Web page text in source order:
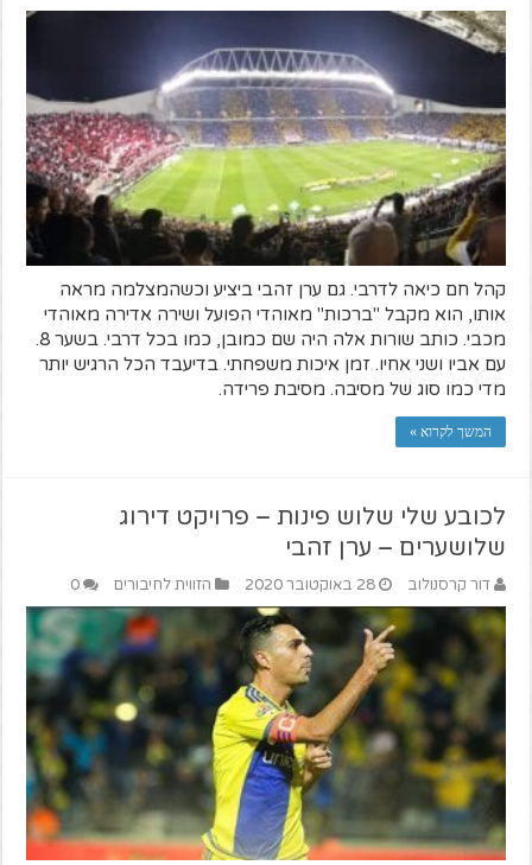
קהל חם כיאה לדרבי. גם ערן זהבי ביציע וכשהמצלמה מראה
אותו, הוא מקבל "ברכות" מאוהדי הפועל ושירה אדירה מאוהדי
מכבי. כותב שורות אלה היה שם כמובן, כמו בכל דרבי. בשער 8.
עם אביו ושני אחיו. זמן איכות משפחתי. בדיעבד הכל הרגיש יותר
מדי כמו סוג של מסיבה. מסיבת פרידה.
המשך לקרוא »
לכובע שלי שלוש פינות – פרויקט דירוג
שלושערים – ערן זהבי
דור קרסנולוב 28 באוקטובר 2020 הזווית לחיבורים 0